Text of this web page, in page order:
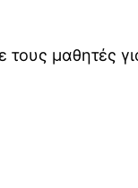
μαθητές